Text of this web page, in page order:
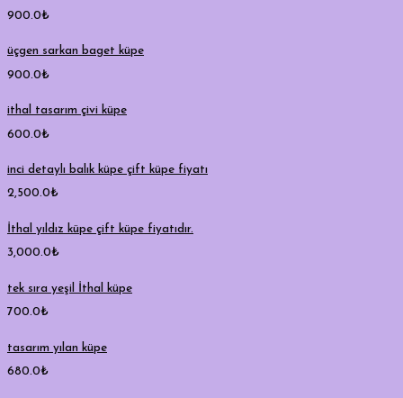
900.0₺
üçgen sarkan baget küpe
900.0₺
ithal tasarım çivi küpe
600.0₺
inci detaylı balık küpe çift küpe fiyatı
2,500.0₺
İthal yıldız küpe çift küpe fiyatıdır.
3,000.0₺
tek sıra yeşil İthal küpe
700.0₺
tasarım yılan küpe
680.0₺